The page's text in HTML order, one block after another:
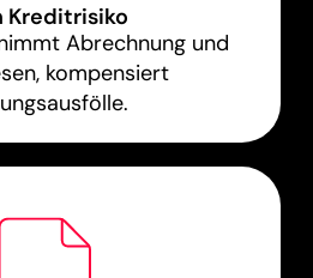
Kreditrisiko
Abrechnung und
kompensiert